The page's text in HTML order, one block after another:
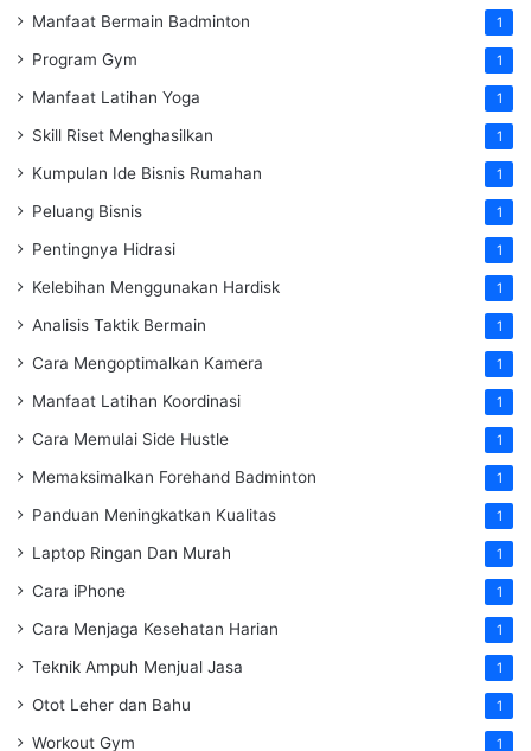
Manfaat Bermain Badminton 1
Program Gym 1
Manfaat Latihan Yoga 1
Skill Riset Menghasilkan 1
Kumpulan Ide Bisnis Rumahan 1
Peluang Bisnis 1
Pentingnya Hidrasi 1
Kelebihan Menggunakan Hardisk 1
Analisis Taktik Bermain 1
Cara Mengoptimalkan Kamera 1
Manfaat Latihan Koordinasi 1
Cara Memulai Side Hustle 1
Memaksimalkan Forehand Badminton 1
Panduan Meningkatkan Kualitas 1
Laptop Ringan Dan Murah 1
Cara iPhone 1
Cara Menjaga Kesehatan Harian 1
Teknik Ampuh Menjual Jasa 1
Otot Leher dan Bahu 1
Workout Gym 1